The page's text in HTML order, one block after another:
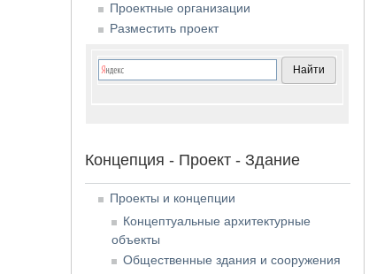
Проектные организации
Разместить проект
Концепция - Проект - Здание
Проекты и концепции
Концептуальные архитектурные
объекты
Общественные здания и сооружения